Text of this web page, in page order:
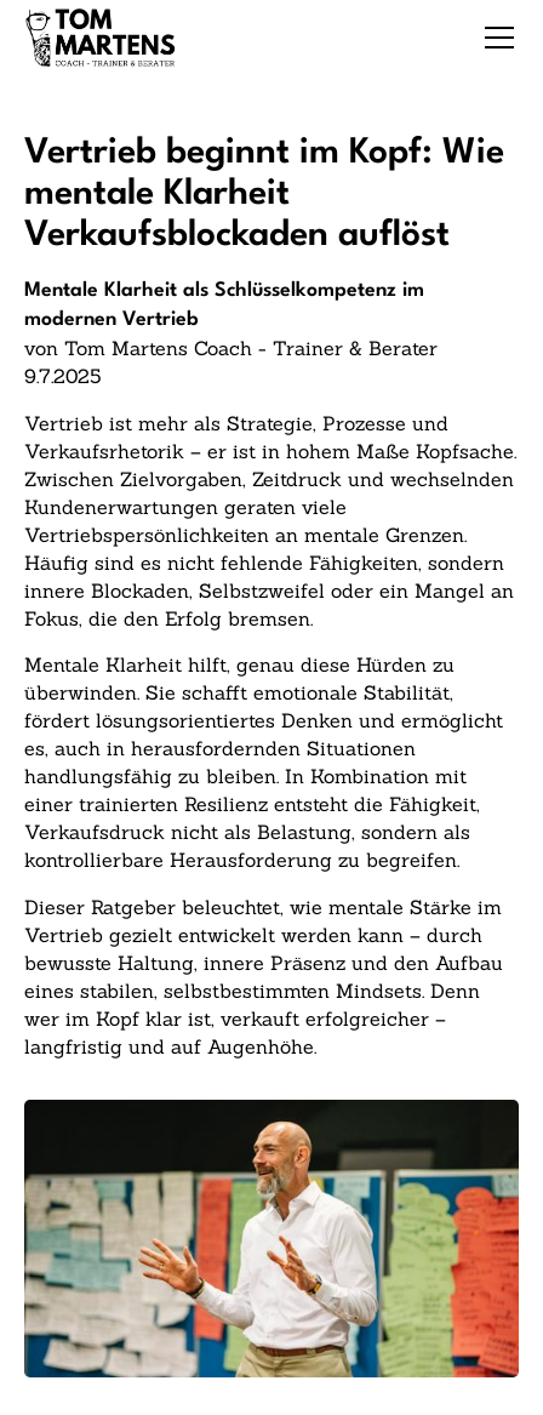
Vertrieb beginnt im Kopf: Wie
mentale Klarheit
Verkaufsblockaden auflöst
Mentale Klarheit als Schlüsselkompetenz im
modernen Vertrieb
von Tom Martens Coach - Trainer & Berater
9.7.2025
Vertrieb ist mehr als Strategie, Prozesse und
Verkaufsrhetorik – er ist in hohem Maße Kopfsache.
Zwischen Zielvorgaben, Zeitdruck und wechselnden
Kundenerwartungen geraten viele
Vertriebspersönlichkeiten an mentale Grenzen.
Häufig sind es nicht fehlende Fähigkeiten, sondern
innere Blockaden, Selbstzweifel oder ein Mangel an
Fokus, die den Erfolg bremsen.
Mentale Klarheit hilft, genau diese Hürden zu
überwinden. Sie schafft emotionale Stabilität,
fördert lösungsorientiertes Denken und ermöglicht
es, auch in herausfordernden Situationen
handlungsfähig zu bleiben. In Kombination mit
einer trainierten Resilienz entsteht die Fähigkeit,
Verkaufsdruck nicht als Belastung, sondern als
kontrollierbare Herausforderung zu begreifen.
Dieser Ratgeber beleuchtet, wie mentale Stärke im
Vertrieb gezielt entwickelt werden kann – durch
bewusste Haltung, innere Präsenz und den Aufbau
eines stabilen, selbstbestimmten Mindsets. Denn
wer im Kopf klar ist, verkauft erfolgreicher –
langfristig und auf Augenhöhe.